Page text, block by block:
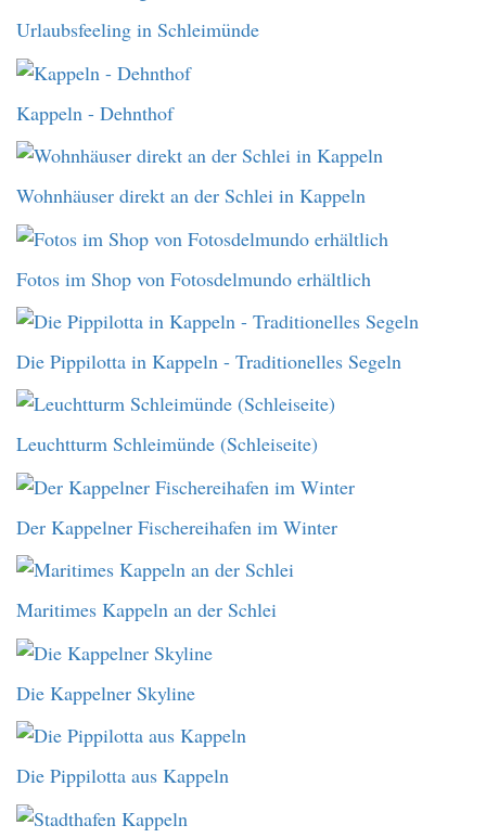
Urlaubsfeeling in Schleimünde
Kappeln - Dehnthof
Wohnhäuser direkt an der Schlei in Kappeln
Fotos im Shop von Fotosdelmundo erhältlich
Die Pippilotta in Kappeln - Traditionelles Segeln
Leuchtturm Schleimünde (Schleiseite)
Der Kappelner Fischereihafen im Winter
Maritimes Kappeln an der Schlei
Die Kappelner Skyline
Die Pippilotta aus Kappeln